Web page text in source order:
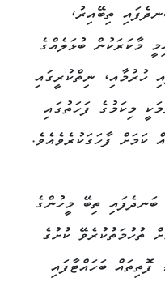
ތިބޭއިރު،
މާކަރަކުން ބުޅަލެއްގެ
ހުރުމާއި، ނިތްކުރީގައި
މިކަމުގެ ފަހަތުގައި
ފާހަގަކުރެވެއެވެ.
ތިބޭ މީހުންގެ
ތުހުމަތުކުރެވޭ ކުށުގެ
ފޮތިތައް ބަހައްޓާފައި